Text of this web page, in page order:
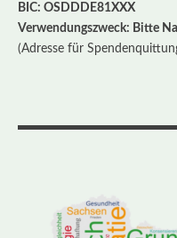
BIC: OSDDDE81XXX
Verwendungszweck: Bitte
(Adresse für